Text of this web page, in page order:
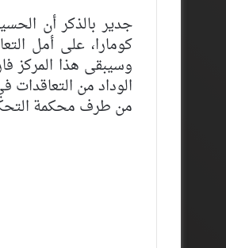
جدير بالذكر أن
كومارا، على أمل
وسيبقى هذا المركز
الوداد من التعاقدات
من طرف محكمة